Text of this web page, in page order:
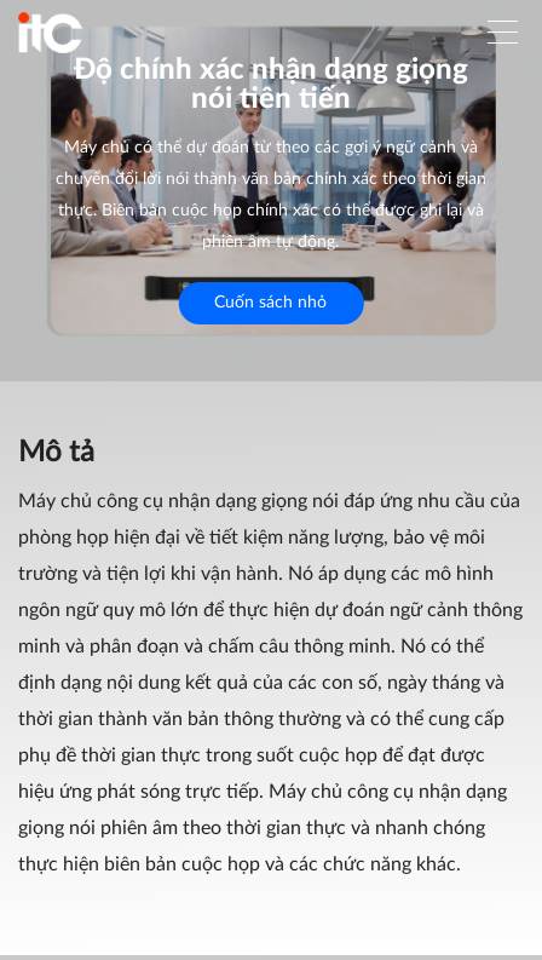
Độ chính xác nhận dạng giọng
nói tiên tiến
Máy chủ có thể dự đoán từ theo các gợi ý ngữ cảnh và
chuyển đổi lời nói thành văn bản chính xác theo thời gian
thực. Biên bản cuộc họp chính xác có thể được ghi lại và
phiên âm tự động.
Cuốn sách nhỏ
Mô tả
Máy chủ công cụ nhận dạng giọng nói đáp ứng nhu cầu của
phòng họp hiện đại về tiết kiệm năng lượng, bảo vệ môi
trường và tiện lợi khi vận hành. Nó áp dụng các mô hình
ngôn ngữ quy mô lớn để thực hiện dự đoán ngữ cảnh thông
minh và phân đoạn và chấm câu thông minh. Nó có thể
định dạng nội dung kết quả của các con số, ngày tháng và
thời gian thành văn bản thông thường và có thể cung cấp
phụ đề thời gian thực trong suốt cuộc họp để đạt được
hiệu ứng phát sóng trực tiếp. Máy chủ công cụ nhận dạng
giọng nói phiên âm theo thời gian thực và nhanh chóng
thực hiện biên bản cuộc họp và các chức năng khác.